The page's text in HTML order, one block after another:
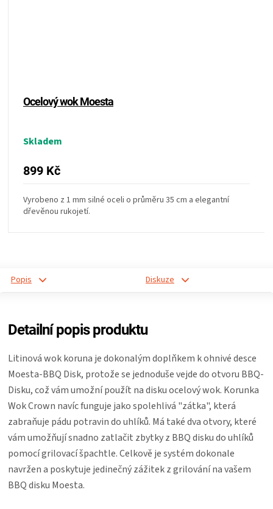
Ocelový wok Moesta
Skladem
899 Kč
Vyrobeno z 1 mm silné oceli o průměru 35 cm a elegantní
dřevěnou rukojetí.
Popis Diskuze
Detailní popis produktu
Litinová wok koruna je dokonalým doplňkem k ohnivé desce
Moesta-BBQ Disk, protože se jednoduše vejde do otvoru BBQ-
Disku, což vám umožní použít na disku ocelový wok. Korunka
Wok Crown navíc funguje jako spolehlivá "zátka", která
zabraňuje pádu potravin do uhlíků. Má také dva otvory, které
vám umožňují snadno zatlačit zbytky z BBQ disku do uhlíků
pomocí grilovací špachtle. Celkově je systém dokonale
navržen a poskytuje jedinečný zážitek z grilování na vašem
BBQ disku Moesta.